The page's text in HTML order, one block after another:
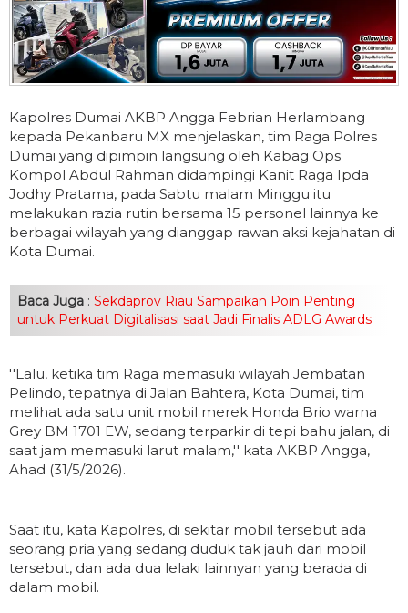
Kapolres Dumai AKBP Angga Febrian Herlambang
kepada Pekanbaru MX menjelaskan, tim Raga Polres
Dumai yang dipimpin langsung oleh Kabag Ops
Kompol Abdul Rahman didampingi Kanit Raga Ipda
Jodhy Pratama, pada Sabtu malam Minggu itu
melakukan razia rutin bersama 15 personel lainnya ke
berbagai wilayah yang dianggap rawan aksi kejahatan di
Kota Dumai.
Baca Juga : Sekdaprov Riau Sampaikan Poin Penting
untuk Perkuat Digitalisasi saat Jadi Finalis ADLG Awards
''Lalu, ketika tim Raga memasuki wilayah Jembatan
Pelindo, tepatnya di Jalan Bahtera, Kota Dumai, tim
melihat ada satu unit mobil merek Honda Brio warna
Grey BM 1701 EW, sedang terparkir di tepi bahu jalan, di
saat jam memasuki larut malam,'' kata AKBP Angga,
Ahad (31/5/2026).
Saat itu, kata Kapolres, di sekitar mobil tersebut ada
seorang pria yang sedang duduk tak jauh dari mobil
tersebut, dan ada dua lelaki lainnyan yang berada di
dalam mobil.